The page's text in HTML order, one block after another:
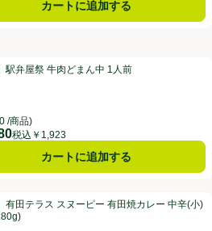
カートに追加する
1人前
点。
駅弁屋祭 牛肉どまん中 1人前
/商品)
税込￥1,923
カートに追加する
有田焼カレー 中辛(小) 1人前(280g)
点。
有田テラス スヌーピー 有田焼カレー 中辛(小)